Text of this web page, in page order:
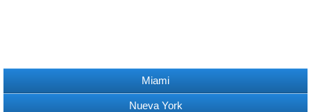
Miami
Nueva York